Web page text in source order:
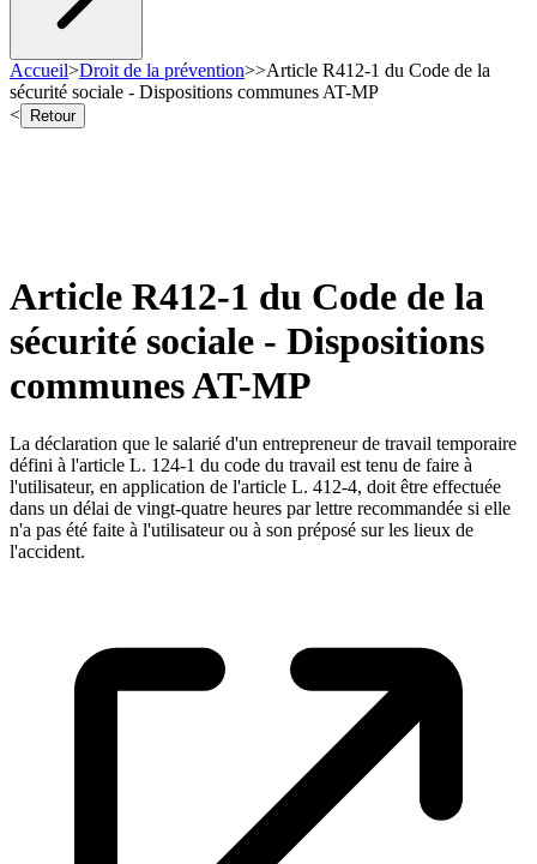
Accueil>Droit de la prévention>>Article R412-1 du Code de la
sécurité sociale - Dispositions communes AT-MP
<
Retour
Article R412-1 du Code de la
sécurité sociale - Dispositions
communes AT-MP
La déclaration que le salarié d'un entrepreneur de travail temporaire
défini à l'article L. 124-1 du code du travail est tenu de faire à
l'utilisateur, en application de l'article L. 412-4, doit être effectuée
dans un délai de vingt-quatre heures par lettre recommandée si elle
n'a pas été faite à l'utilisateur ou à son préposé sur les lieux de
l'accident.